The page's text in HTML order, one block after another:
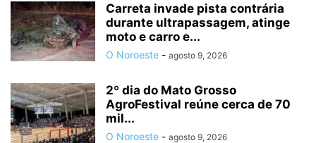
Carreta invade pista contrária
durante ultrapassagem, atinge
moto e carro e...
O Noroeste - agosto 9, 2026
2º dia do Mato Grosso
AgroFestival reúne cerca de 70
mil...
O Noroeste - agosto 9, 2026